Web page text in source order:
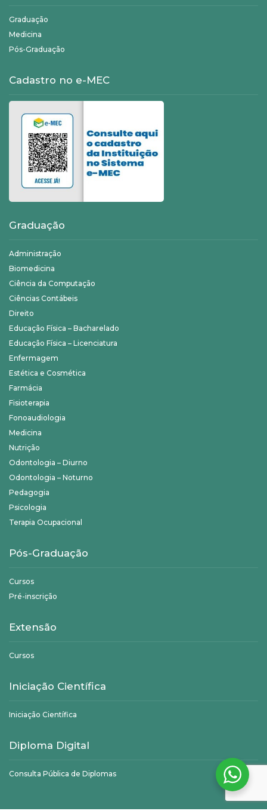
Graduação
Medicina
Pós-Graduação
Cadastro no e-MEC
Graduação
Administração
Biomedicina
Ciência da Computação
Ciências Contábeis
Direito
Educação Física – Bacharelado
Educação Física – Licenciatura
Enfermagem
Estética e Cosmética
Farmácia
Fisioterapia
Fonoaudiologia
Medicina
Nutrição
Odontologia – Diurno
Odontologia – Noturno
Pedagogia
Psicologia
Terapia Ocupacional
Pós-Graduação
Cursos
Pré-inscrição
Extensão
Cursos
Iniciação Científica
Iniciação Científica
Diploma Digital
Consulta Pública de Diplomas